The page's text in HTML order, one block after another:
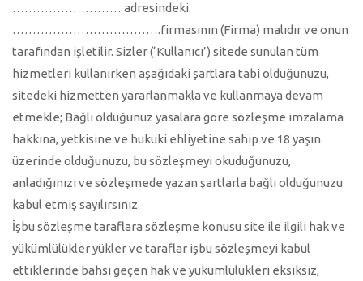
……………………… adresindeki
……………………………….firmasının (Firma) malıdır ve onun
tarafından işletilir. Sizler (‘Kullanıcı’) sitede sunulan tüm
hizmetleri kullanırken aşağıdaki şartlara tabi olduğunuzu,
sitedeki hizmetten yararlanmakla ve kullanmaya devam
etmekle; Bağlı olduğunuz yasalara göre sözleşme imzalama
hakkına, yetkisine ve hukuki ehliyetine sahip ve 18 yaşın
üzerinde olduğunuzu, bu sözleşmeyi okuduğunuzu,
anladığınızı ve sözleşmede yazan şartlarla bağlı olduğunuzu
kabul etmiş sayılırsınız.
İşbu sözleşme taraflara sözleşme konusu site ile ilgili hak ve
yükümlülükler yükler ve taraflar işbu sözleşmeyi kabul
ettiklerinde bahsi geçen hak ve yükümlülükleri eksiksiz,
HESAP OLUŞTUR